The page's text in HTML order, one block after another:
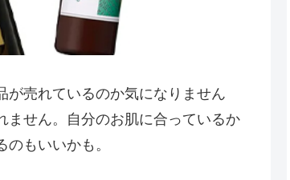
が売れているのか気になりません
ません。自分のお肌に合っているか
もいいかも。